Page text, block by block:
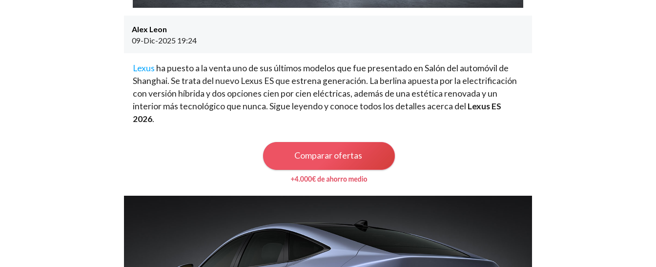
Alex Leon
09-Dic-2025 19:24
Lexus ha puesto a la venta uno de sus últimos modelos que fue presentado en Salón del automóvil de
Shanghai. Se trata del nuevo Lexus ES que estrena generación. La berlina apuesta por la electrificación
con versión híbrida y dos opciones cien por cien eléctricas, además de una estética renovada y un
interior más tecnológico que nunca. Sigue leyendo y conoce todos los detalles acerca del Lexus ES
2026.
Comparar ofertas